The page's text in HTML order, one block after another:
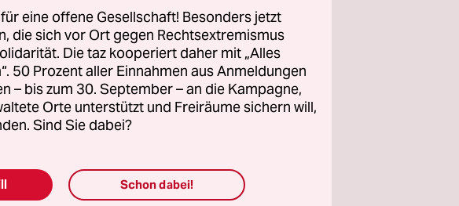
Alex, da war gerade
habe ich
linke, gleichwohl
des Blicks von
nun, manchmal
eine offene Gesellschaft! Besonders jetzt
die sich vor Ort gegen Rechtsextremismus
Die taz kooperiert daher mit „Alles
50 Prozent aller Einnahmen aus Anmeldungen
– bis zum 30. September – an die Kampagne,
Orte unterstützt und Freiräume sichern will,
Sind Sie dabei?
Schon dabei!